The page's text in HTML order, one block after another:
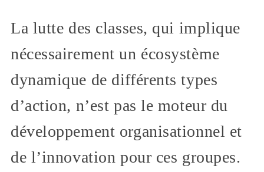
La lutte des classes, qui implique
nécessairement un écosystème
dynamique de différents types
d’action, n’est pas le moteur du
développement organisationnel et
de l’innovation pour ces groupes.